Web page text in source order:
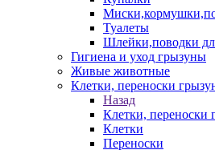
Туалеты
Шлейки,поводки
Гигиена и уход грызуны
Живые животные
Клетки, переноски
Назад
Клетки, переноски
Клетки
Переноски